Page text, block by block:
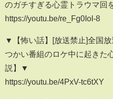
のガチすぎる心霊トラウマ回
https://youtu.be/re_Fg0IoI-8
▼【怖い話】[放送禁止]全国
つかい番組のロケ中に起きた
説】▼
https://youtu.be/4PxV-tc6tXY